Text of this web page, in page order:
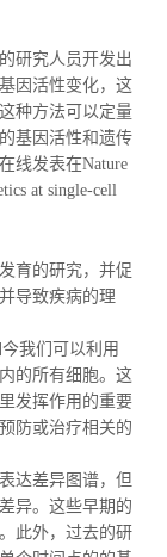
研究人员开发出
因活性变化，这
种方法可以定量
基因活性和遗传
线发表在Nature
at single-cell
育的研究，并促
导致疾病的理
我们可以利用
的所有细胞。这
发挥作用的重要
防或治疗相关的
达差异图谱，但
异。这些早期的
此外，过去的研